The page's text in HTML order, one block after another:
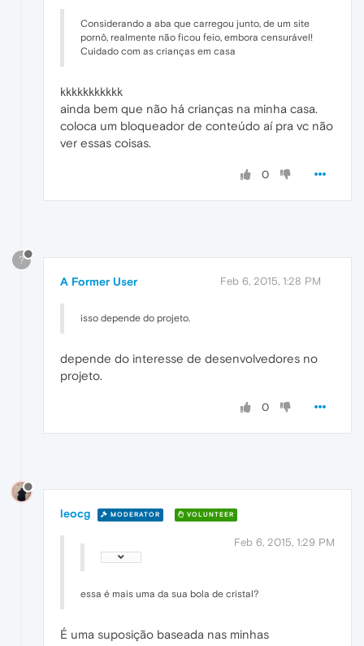
Considerando a aba que carregou junto, de um site
pornô, realmente não ficou feio, embora censurável!
Cuidado com as crianças em casa
kkkkkkkkkkk
ainda bem que não há crianças na minha casa.
coloca um bloqueador de conteúdo aí pra vc não
ver essas coisas.
0
?
A Former User Feb 6, 2015, 1:28 PM
isso depende do projeto.
depende do interesse de desenvolvedores no
projeto.
0
leocg MODERATOR VOLUNTEER
Feb 6, 2015, 1:29 PM
essa é mais uma da sua bola de cristal?
É uma suposição baseada nas minhas